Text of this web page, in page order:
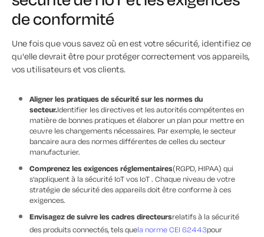
de conformité
Une fois que vous savez où en est votre sécurité, identifiez ce
qu'elle devrait être pour protéger correctement vos appareils,
vos utilisateurs et vos clients.
Aligner les pratiques de sécurité sur les normes du
secteur.Identifier les directives et les autorités compétentes en
matière de bonnes pratiques et élaborer un plan pour mettre en
œuvre les changements nécessaires. Par exemple, le secteur
bancaire aura des normes différentes de celles du secteur
manufacturier.
Comprenez les exigences réglementaires(RGPD, HIPAA) qui
s'appliquent à la sécurité IoT vos IoT . Chaque niveau de votre
stratégie de sécurité des appareils doit être conforme à ces
exigences.
Envisagez de suivre les cadres directeursrelatifs à la sécurité
des produits connectés, tels quela norme CEI 62443pour